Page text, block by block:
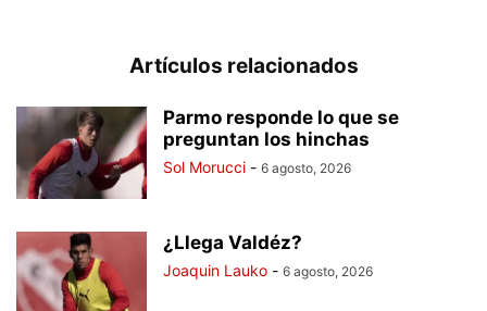
Artículos relacionados
Parmo responde lo que se
preguntan los hinchas
Sol Morucci - 6 agosto, 2026
¿Llega Valdéz?
Joaquin Lauko - 6 agosto, 2026